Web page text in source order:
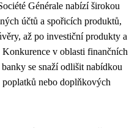
Générale nabízí širokou
účtů a spořicích produktů,
až po investiční produkty a
v oblasti finančních
se snaží odlišit nabídkou
nebo doplňkových